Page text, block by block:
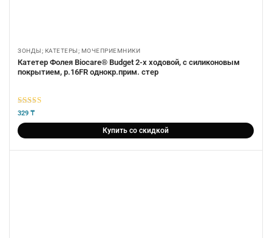
ЗОНДЫ; КАТЕТЕРЫ; МОЧЕПРИЕМНИКИ
Катетер Фолея Biocare® Budget 2-х ходовой, с силиконовым
покрытием, р.16FR однокр.прим. стер
5из 5
329 ₸
Купить со скидкой